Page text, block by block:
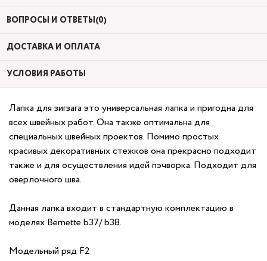
ВОПРОСЫ И ОТВЕТЫ(0)
ДОСТАВКА И ОПЛАТА
УСЛОВИЯ РАБОТЫ
Лапка для зигзага это универсальная лапка и пригодна для
всех швейных работ. Она также оптимальна для
специальных швейных проектов. Помимо простых
красивых декоративных стежков она прекрасно подходит
также и для осуществления идей пэчворка. Подходит для
оверлочного шва.
Данная лапка входит в стандартную комплектацию в
моделях Bernette b37/ b38.
Модельный ряд F2